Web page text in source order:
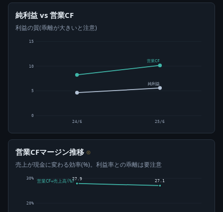
純利益 vs 営業CF
利益の質(乖離が大きいと注意)
0
5
10
15
営業CF
純利益
24/6 25/6
営業CFマージン推移 ⊙
売上が現金に変わる効率(%)。利益率との乖離は要注意
20%
30% 27.9 27.1
営業CF÷売上高(%)